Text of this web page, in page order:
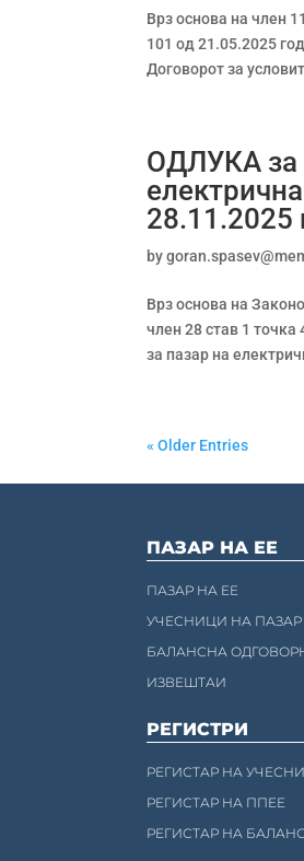
Врз основа на член
101 од 21.05.2025
Договорот за
ОДЛУКА за
28.11.2025
by
Врз основа на
член 28 став 1 точка
за пазар на
« Older Entries
ПАЗАР НА ЕЕ
ПАЗАР НА ЕЕ
УЧЕСНИЦИ НА ПАЗАР
БАЛАНСНА
ИЗВЕШТАИ
РЕГИСТРИ
РЕГИСТАР НА
РЕГИСТАР НА ППЕЕ
РЕГИСТАР НА